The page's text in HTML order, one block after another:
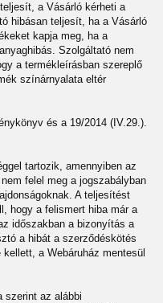
a Vásárló kérheti a
hibásan teljesít, ha a Vásárló
kapja meg, ha a
Szolgáltató nem
a termékleírásban szereplő
színárnyalata eltér
és a 19/2014 (IV.29.).
tartozik, amennyiben az
felel meg a jogszabályban
A teljesítést
hogy a felismert hiba már a
időszakban a bizonyítás a
a hibát a szerződéskötés
a Webáruház mentesül
szerint az alábbi